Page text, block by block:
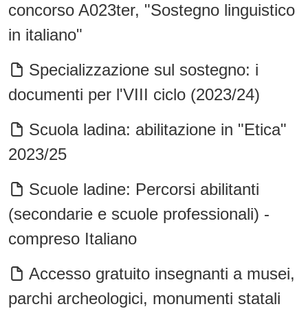
concorso A023ter, "Sostegno linguistico
in italiano"
Specializzazione sul sostegno: i
documenti per l'VIII ciclo (2023/24)
Scuola ladina: abilitazione in "Etica"
2023/25
Scuole ladine: Percorsi abilitanti
(secondarie e scuole professionali) -
compreso Italiano
Accesso gratuito insegnanti a musei,
parchi archeologici, monumenti statali